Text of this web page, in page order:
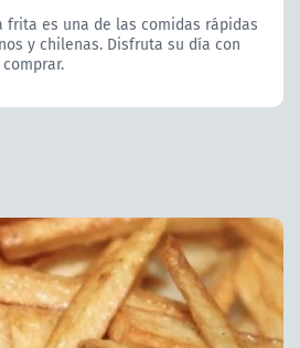
frita es una de las comidas rápidas
y chilenas. Disfruta su día con